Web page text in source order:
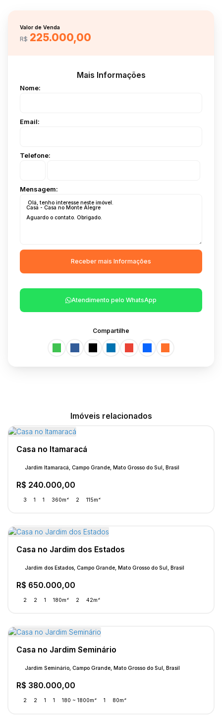
R$ 225.000,00
Valor de Venda
Mais Informações
Nome:
Email:
Telefone:
Mensagem:
Atendimento pelo WhatsApp
Compartilhe
Imóveis relacionados
Casa no Itamaracá
R$ 240.000,00
Jardim Itamaracá, Campo Grande, Mato Grosso do Sul, Brasil
3 1 1 360m² 2 115m²
Casa no Jardim dos Estados
R$ 650.000,00
Jardim dos Estados, Campo Grande, Mato Grosso do Sul, Brasil
2 2 1 180m² 2 42m²
Casa no Jardim Seminário
R$ 380.000,00
Jardim Seminário, Campo Grande, Mato Grosso do Sul, Brasil
2 2 1 1 180 ~ 1800m² 1 80m²